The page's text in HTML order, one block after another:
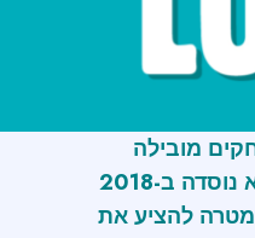
מובילה
מצרפת, מהרגע שהיא נוסדה ב-2018
להציע את